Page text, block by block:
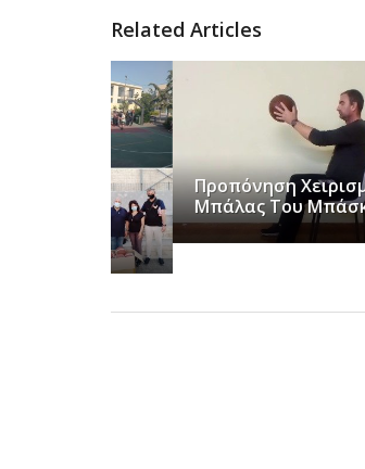
Related Articles
Προπόνηση Χειρισμού Της
Μπάλας Του Μπάσκετ